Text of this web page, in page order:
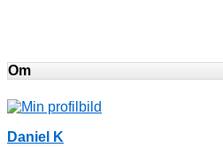
Om
Daniel K